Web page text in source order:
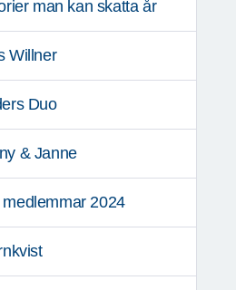
man kan skatta år
Willner
Duo
& Janne
medlemmar 2024